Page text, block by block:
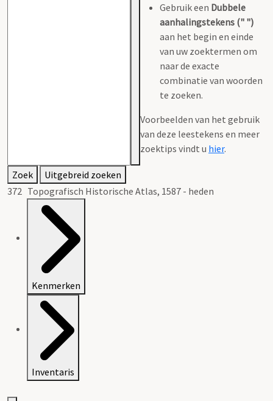
Gebruik een Dubbele
aanhalingstekens (" ")
aan het begin en einde
van uw zoektermen om
naar de exacte
combinatie van woorden
te zoeken.
Voorbeelden van het gebruik
van deze leestekens en meer
zoektips vindt u hier.
Zoek
Uitgebreid zoeken
372 Topografisch Historische Atlas, 1587 - heden
Kenmerken
Inventaris